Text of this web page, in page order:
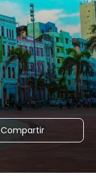
Compartir